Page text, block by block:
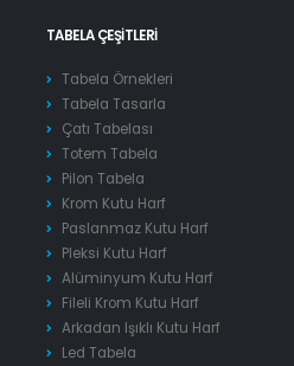
TABELA ÇEŞITLERI
Tabela Örnekleri
Tabela Tasarla
Çatı Tabelası
Totem Tabela
Pilon Tabela
Krom Kutu Harf
Paslanmaz Kutu Harf
Pleksi Kutu Harf
Alüminyum Kutu Harf
Fileli Krom Kutu Harf
Arkadan Işıklı Kutu Harf
Led Tabela